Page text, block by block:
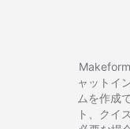
ャットイ
ムを作成
ト、クイ